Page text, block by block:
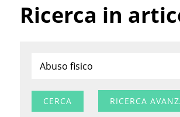
Ricerca in
RICERCA